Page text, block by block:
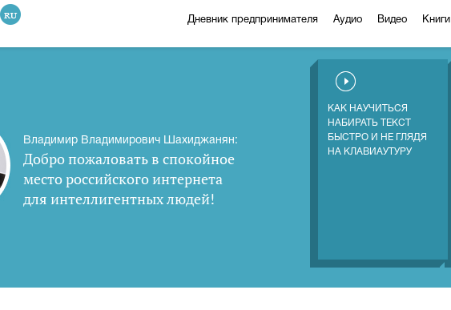
Дневник предпринимателя Аудио Видео Книги
Владимир Владимирович Шахиджанян:
Добро пожаловать в спокойное
место российского интернета
для интеллигентных людей!
КАК НАУЧИТЬСЯ
НАБИРАТЬ ТЕКСТ
БЫСТРО И НЕ ГЛЯДЯ
НА КЛАВИАУТУРУ